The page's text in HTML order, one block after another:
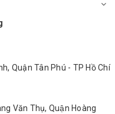
Quận Tân Phú - TP Hồ Chí
Văn Thụ, Quận Hoàng